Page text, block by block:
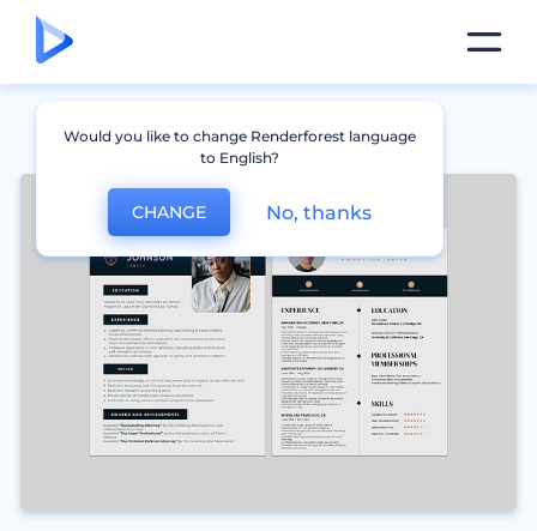
Would you like to change Renderforest language
to English?
CHANGE No, thanks